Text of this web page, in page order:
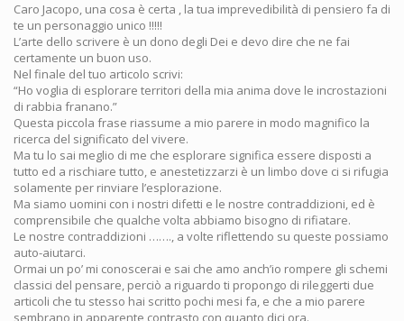
Caro Jacopo, una cosa è certa , la tua imprevedibilità di pensiero fa di
te un personaggio unico !!!!!
L’arte dello scrivere è un dono degli Dei e devo dire che ne fai
certamente un buon uso.
Nel finale del tuo articolo scrivi:
“Ho voglia di esplorare territori della mia anima dove le incrostazioni
di rabbia franano.”
Questa piccola frase riassume a mio parere in modo magnifico la
ricerca del significato del vivere.
Ma tu lo sai meglio di me che esplorare significa essere disposti a
tutto ed a rischiare tutto, e anestetizzarzi è un limbo dove ci si rifugia
solamente per rinviare l’esplorazione.
Ma siamo uomini con i nostri difetti e le nostre contraddizioni, ed è
comprensibile che qualche volta abbiamo bisogno di rifiatare.
Le nostre contraddizioni ……., a volte riflettendo su queste possiamo
auto-aiutarci.
Ormai un po’ mi conoscerai e sai che amo anch’io rompere gli schemi
classici del pensare, perciò a riguardo ti propongo di rileggerti due
articoli che tu stesso hai scritto pochi mesi fa, e che a mio parere
sembrano in apparente contrasto con quanto dici ora.